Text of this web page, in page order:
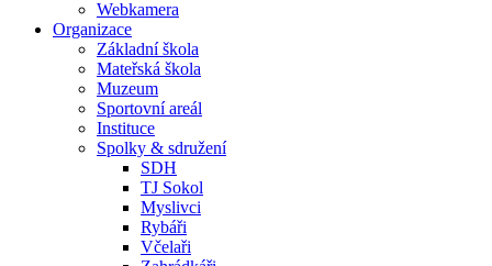
Webkamera
Organizace
Základní škola
Mateřská škola
Muzeum
Sportovní areál
Instituce
Spolky & sdružení
SDH
TJ Sokol
Myslivci
Rybáři
Včelaři